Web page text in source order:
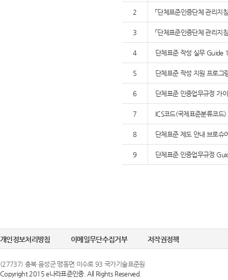
2 「단체표준인증단체 관리지
3 「단체표준인증단체 관리지
4 단체표준 작성 실무 Guide
5 단체표준 작성 지원 프로
6 단체표준 인증업무규정 가
7 ICS코드(국제표준분류코드
8 단체표준 제도 안내 브로슈
9 단체표준 인증업무규정
개인정보처리방침 이메일무단수집거부 저작권정책
(27737) 충북 음성군 맹동면 이수로 93 국가기술표준원
Copyright 2015 e나라표준인증. All Rights Reserved.